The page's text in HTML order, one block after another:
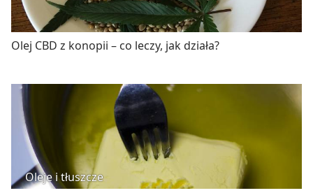
Olej CBD z konopii – co leczy, jak działa?
Oleje i tłuszcze